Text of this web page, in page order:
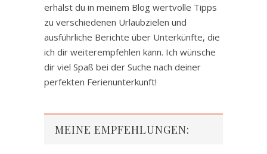
erhälst du in meinem Blog wertvolle Tipps
zu verschiedenen Urlaubzielen und
ausführliche Berichte über Unterkünfte, die
ich dir weiterempfehlen kann. Ich wünsche
dir viel Spaß bei der Suche nach deiner
perfekten Ferienunterkunft!
MEINE EMPFEHLUNGEN: